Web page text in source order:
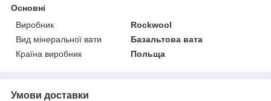
Основні
Виробник
Rockwool
Вид мінеральної вати
Базальтова вата
Країна виробник
Польща
Умови доставки